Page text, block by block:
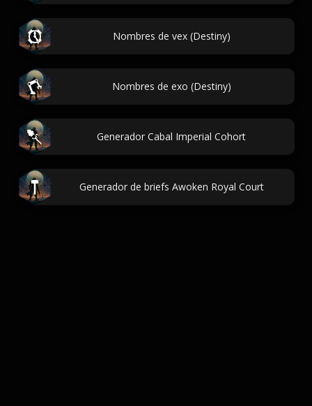
Nombres de vex (Destiny)
Nombres de exo (Destiny)
Generador Cabal Imperial Cohort
Generador de briefs Awoken Royal Court